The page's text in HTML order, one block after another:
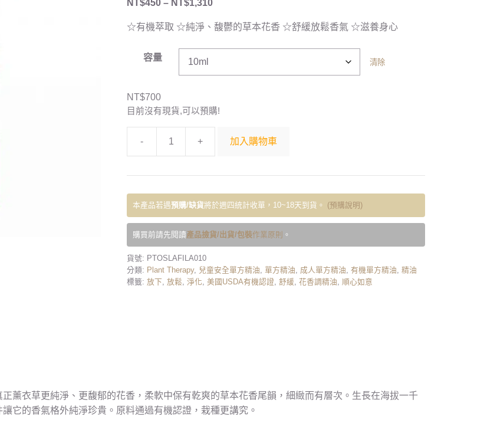
NT$450 – NT$1,310
☆有機萃取 ☆純淨、馥鬱的草本花香 ☆舒緩放鬆香氣 ☆滋養身心
容量 清除
NT$700
目前沒有現貨,可以預購!
- + 加入購物車
本產品若遇預購/缺貨將於週四統計收單，10~18天到貨。 (預購說明)
購買前請先閱讀產品撿貨/出貨/包裝作業原則 。
貨號: PTOSLAFILA010
分類: Plant Therapy, 兒童安全單方精油 單方精油 成人單方精油 有機單方精油 精油
標籤: 放下 放鬆 淨化 美國USDA有機認證 舒緩 花香調精油 順心如意
薰衣草更純淨、更馥郁的花香，柔軟中保有乾爽的草本花香尾韻，細緻而有層次。生長在海拔一千
它的香氣格外純淨珍貴。原料通過有機認證，栽種更講究。